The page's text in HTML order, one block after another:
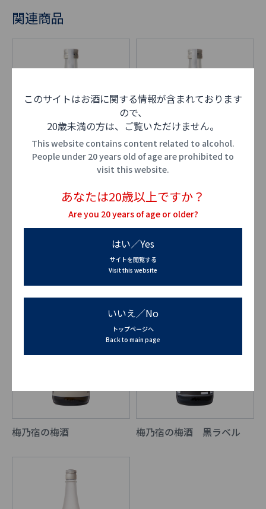
関連商品
果本酒 麝香葡萄 果本酒 茘枝
梅乃宿の梅酒 梅乃宿の梅酒 黒ラベル
このサイトはお酒に関する情報が含まれております
ので、
20歳未満の方は、ご覧いただけません。
This website contains content related to alcohol.
People under 20 years old of age are prohibited to
visit this website.
あなたは20歳以上ですか？
Are you 20 years of age or older?
はい／Yes
サイトを閲覧する
Visit this website
いいえ／No
トップページへ
Back to main page